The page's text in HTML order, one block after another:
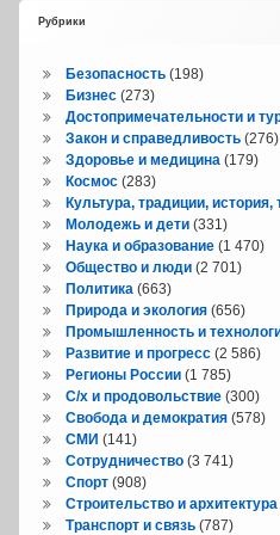
Рубрики
Безопасность(198)
Бизнес(273)
Достопримечательности и
Закон и справедливость(276)
Здоровье и медицина(179)
Космос(283)
Культура, традиции, история,
Молодежь и дети(331)
Наука и образование(1 470)
Общество и люди(2 701)
Политика(663)
Природа и экология(656)
Промышленность и
Развитие и прогресс(2 586)
Регионы России(1 785)
С/х и продовольствие(300)
Свобода и демократия(578)
СМИ (141)
Сотрудничество(3 741)
Спорт(908)
Строительство и архитектура
Транспорт и связь(787)